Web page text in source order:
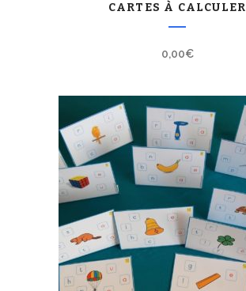
CARTES À CALCULER
0,00€